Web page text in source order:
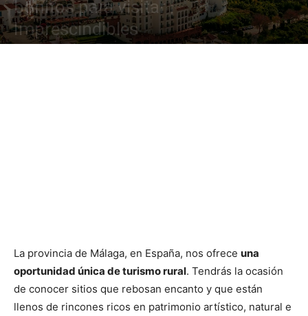
bonitos para visitar |
Imprescindibles
La provincia de Málaga, en España, nos ofrece una
oportunidad única de turismo rural. Tendrás la ocasión
de conocer sitios que rebosan encanto y que están
llenos de rincones ricos en patrimonio artístico, natural e